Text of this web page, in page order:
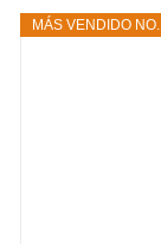
MÁS VENDIDO NO.